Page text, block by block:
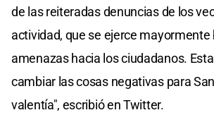
de las reiteradas denuncias de los
actividad, que se ejerce mayormente
amenazas hacia los ciudadanos.
cambiar las cosas negativas para
valentía", escribió en Twitter.